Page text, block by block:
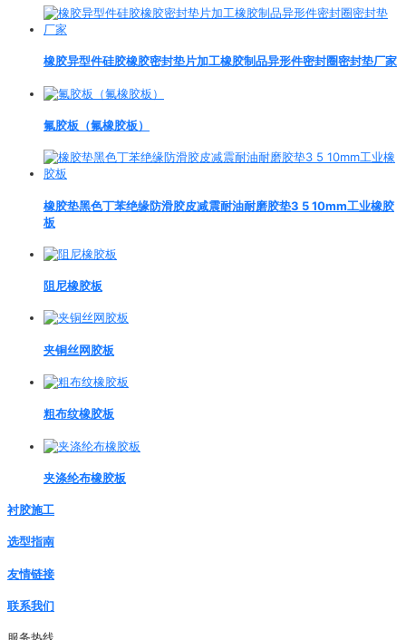
橡胶异型件硅胶橡胶密封垫片加工橡胶制品异形件密封圈密封垫厂家
氟胶板（氟橡胶板）
橡胶垫黑色丁苯绝缘防滑胶皮减震耐油耐磨胶垫3 5 10mm工业橡胶
板
阻尼橡胶板
夹铜丝网胶板
粗布纹橡胶板
夹涤纶布橡胶板
衬胶施工
选型指南
友情链接
联系我们